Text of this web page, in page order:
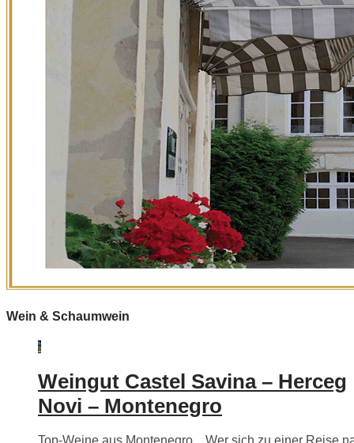
Wein & Schaumwein
Weingut Castel Savina – Herceg
Novi – Montenegro
Top-Weine aus Montenegro…Wer sich zu einer Reise